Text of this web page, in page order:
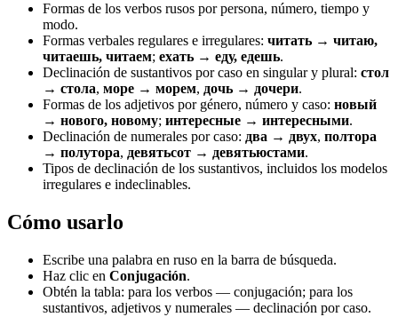
Formas de los verbos rusos por persona, número, tiempo y
modo.
Formas verbales regulares e irregulares: читать → читаю,
читаешь, читаем; ехать → еду, едешь.
Declinación de sustantivos por caso en singular y plural: стол
→ стола, море → морем, дочь → дочери.
Formas de los adjetivos por género, número y caso: новый
→ нового, новому; интересные → интересными.
Declinación de numerales por caso: два → двух, полтора
→ полутора, девятьсот → девятьюстами.
Tipos de declinación de los sustantivos, incluidos los modelos
irregulares e indeclinables.
Cómo usarlo
Escribe una palabra en ruso en la barra de búsqueda.
Haz clic en Conjugación.
Obtén la tabla: para los verbos — conjugación; para los
sustantivos, adjetivos y numerales — declinación por caso.